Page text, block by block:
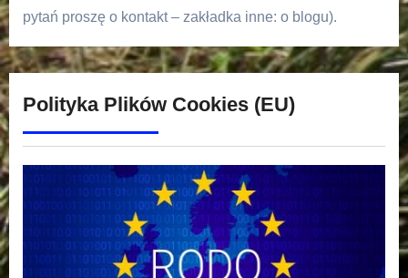
pytań proszę o kontakt – zakładka inne: o blogu).
Polityka Plików Cookies (EU)